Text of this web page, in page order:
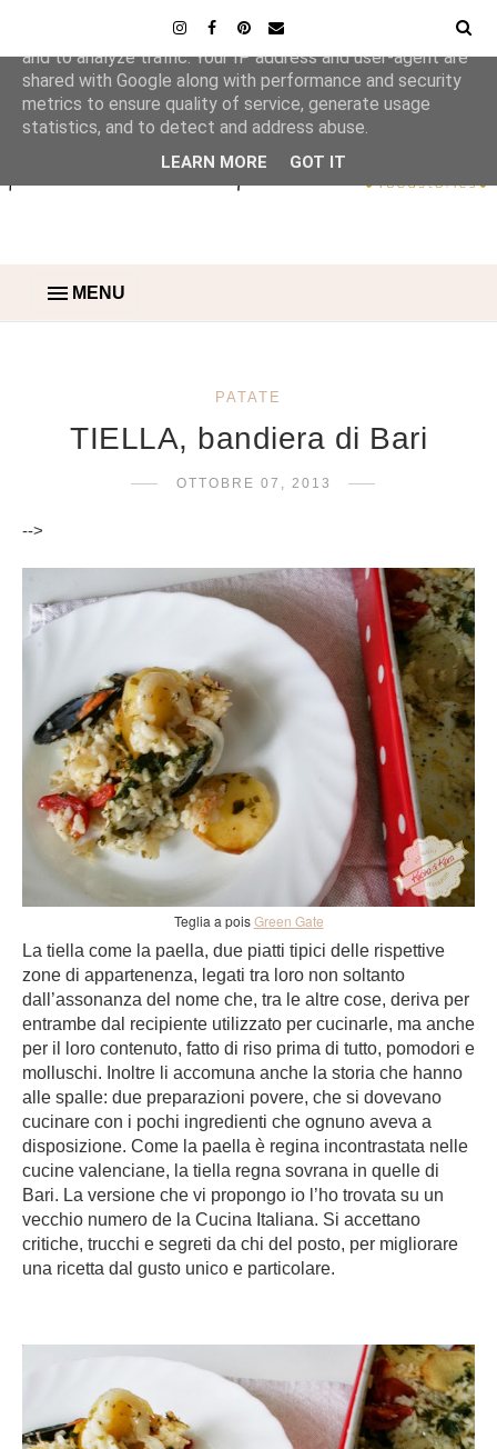
MENU
PATATE
TIELLA, bandiera di Bari
OTTOBRE 07, 2013
-->
Teglia a poisGreen Gate
La tiella come la paella, due piatti tipici delle rispettive
zone di appartenenza, legati tra loro non soltanto
dall’assonanza del nome che, tra le altre cose, deriva per
entrambe dal recipiente utilizzato per cucinarle, ma anche
per il loro contenuto, fatto di riso prima di tutto, pomodori e
molluschi. Inoltre li accomuna anche la storia che hanno
alle spalle: due preparazioni povere, che si dovevano
cucinare con i pochi ingredienti che ognuno aveva a
disposizione. Come la paella è regina incontrastata nelle
cucine valenciane, la tiella regna sovrana in quelle di
Bari. La versione che vi propongo io l’ho trovata su un
vecchio numero de la Cucina Italiana. Si accettano
critiche, trucchi e segreti da chi del posto, per migliorare
una ricetta dal gusto unico e particolare.
This site uses cookies from Google to deliver its services
and to analyze traffic. Your IP address and user-agent are
shared with Google along with performance and security
metrics to ensure quality of service, generate usage
statistics, and to detect and address abuse.
LEARN MORE GOT IT